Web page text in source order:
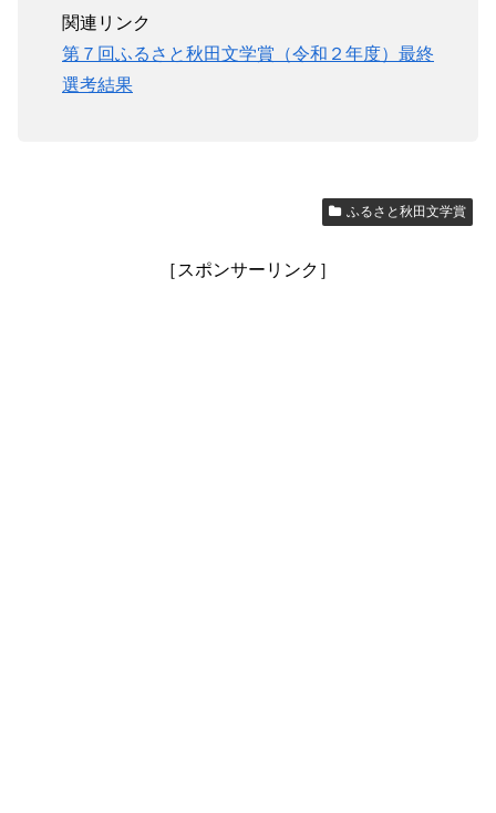
関連リンク
第７回ふるさと秋田文学賞（令和２年度）最終
選考結果
ふるさと秋田文学賞
［スポンサーリンク］